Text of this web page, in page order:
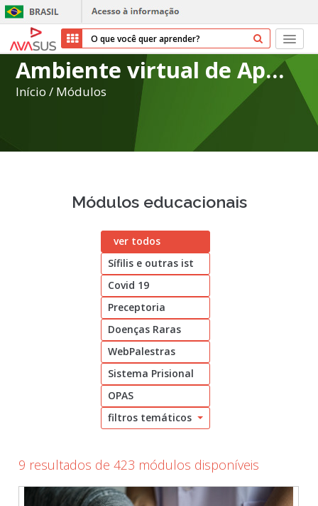
Início
Parceiros
Transparência
Repositório
Ajuda
Entrar
Cadastrar
pt_br
Ambiente virtual de Aprendizagem do SUS
Início / Módulos
Módulos educacionais
ver todos
Sífilis e outras ist
Covid 19
Preceptoria
Doenças Raras
WebPalestras
Sistema Prisional
OPAS
filtros temáticos
9 resultados de 423 módulos disponíveis